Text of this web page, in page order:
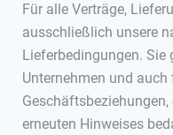
Für alle Verträge,
ausschließlich unsere
Lieferbedingungen. Sie
Unternehmen und
erneuten Hinweises